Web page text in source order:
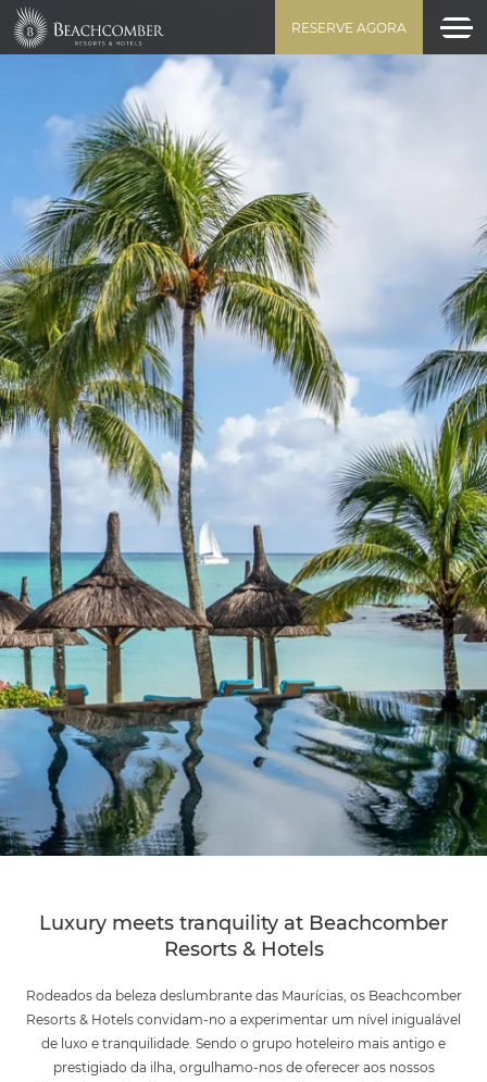
RESERVE AGORA
Luxury meets tranquility at Beachcomber
Resorts & Hotels
Rodeados da beleza deslumbrante das Maurícias, os Beachcomber
Resorts & Hotels convidam-no a experimentar um nível inigualável
de luxo e tranquilidade. Sendo o grupo hoteleiro mais antigo e
prestigiado da ilha, orgulhamo-nos de oferecer aos nossos